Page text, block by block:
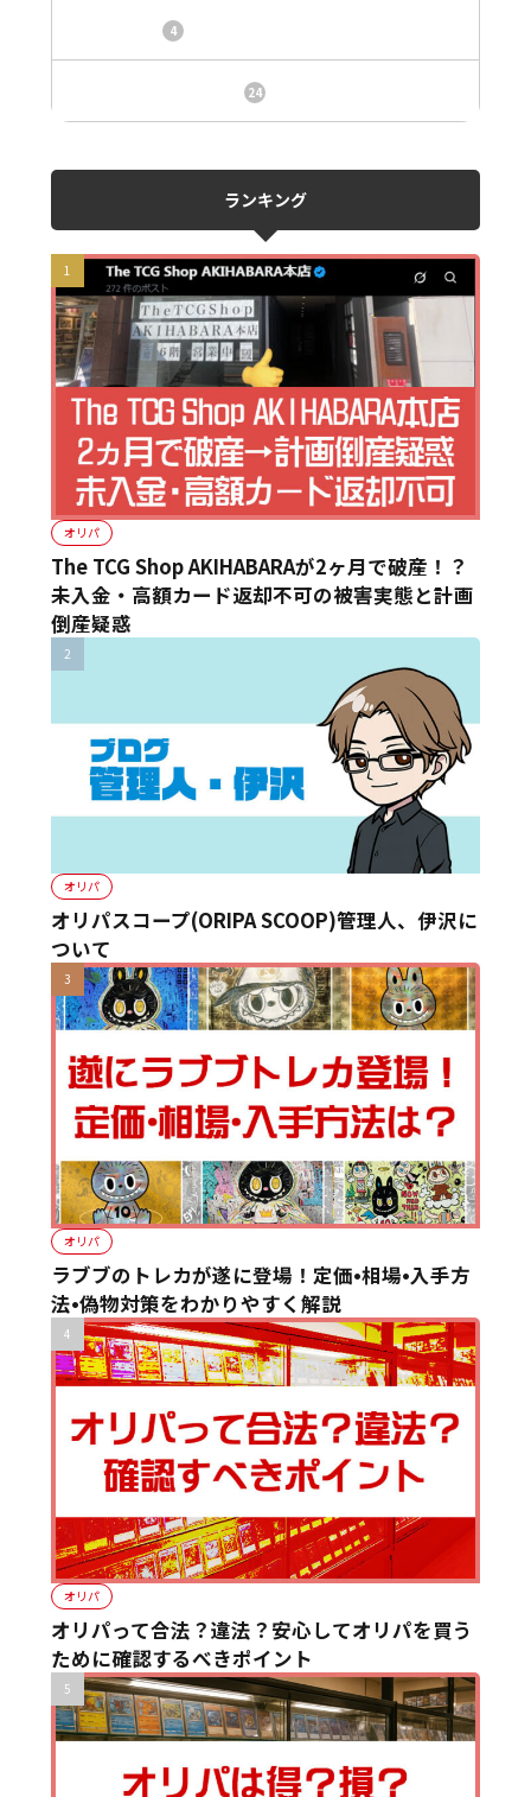
4
24
ランキング
オリパ
The TCG Shop AKIHABARAが2ヶ月で破産！？
未入金・高額カード返却不可の被害実態と計画
倒産疑惑
オリパ
オリパスコープ(ORIPA SCOOP)管理人、伊沢に
ついて
オリパ
ラブブのトレカが遂に登場！定価•相場•入手方
法•偽物対策をわかりやすく解説
オリパ
オリパって合法？違法？安心してオリパを買う
ために確認するべきポイント